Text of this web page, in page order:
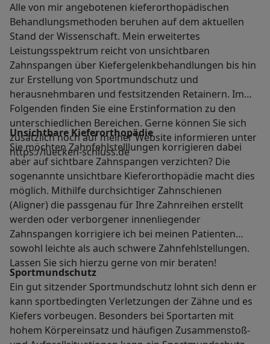
Alle von mir angebotenen kieferorthopädischen
Behandlungsmethoden beruhen auf dem aktuellen
Stand der Wissenschaft. Mein erweitertes
Leistungsspektrum reicht von unsichtbaren
Zahnspangen über Kiefergelenkbehandlungen bis hin
zur Erstellung von Sportmundschutz und
herausnehmbaren und festsitzenden Retainern. Im
Folgenden finden Sie eine Erstinformation zu den
unterschiedlichen Bereichen. Gerne können Sie sich
zusätzlich noch auf meiner Website informieren unter
https://luecken-schluss.de
Unsichtbare Kieferorthopädie
Sie möchten Zahnfehlstelllungen korrigieren dabei
aber auf sichtbare Zahnspangen verzichten? Die
sogenannte unsichtbare Kieferorthopädie macht dies
möglich. Mithilfe durchsichtiger Zahnschienen
(Aligner) die passgenau für Ihre Zahnreihen erstellt
werden oder verborgener innenliegender
Zahnspangen korrigiere ich bei meinen Patienten
sowohl leichte als auch schwere Zahnfehlstellungen.
Lassen Sie sich hierzu gerne von mir beraten!
Sportmundschutz
Ein gut sitzender Sportmundschutz lohnt sich denn er
kann sportbedingten Verletzungen der Zähne und es
Kiefers vorbeugen. Besonders bei Sportarten mit
hohem Körpereinsatz und häufigen Zusammenstoß-